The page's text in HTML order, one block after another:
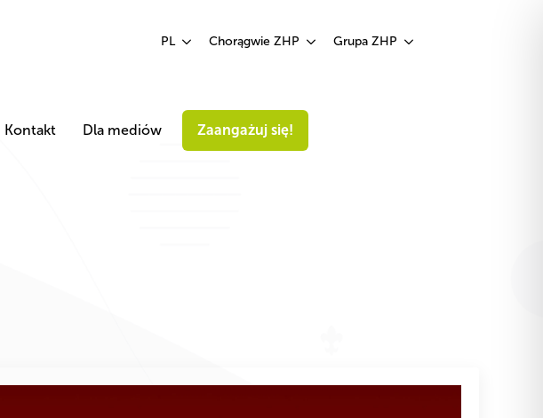
PL Chorągwie ZHP Grupa ZHP
Kontakt Dla mediów Zaangażuj się!